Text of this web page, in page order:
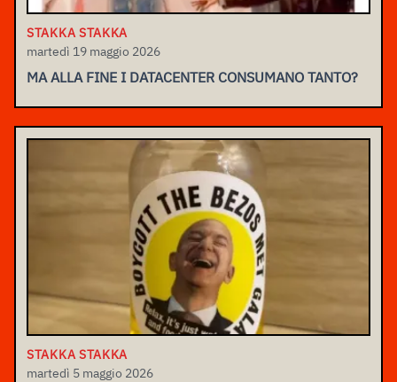
STAKKA STAKKA
martedì 19 maggio 2026
MA ALLA FINE I DATACENTER CONSUMANO TANTO?
STAKKA STAKKA
martedì 5 maggio 2026